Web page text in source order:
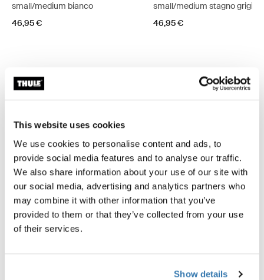
This website uses cookies
We use cookies to personalise content and ads, to
provide social media features and to analyse our traffic.
We also share information about your use of our site with
our social media, advertising and analytics partners who
may combine it with other information that you’ve
provided to them or that they’ve collected from your use
of their services.
Show details
small/medium bianco
46,95 €
small/medium stagno grigio
46,95 €
Toggle features
Tutte le caratteristiche
Toggle techspec
Specifiche tecniche
Toggle guides and instructions
Istruzioni
Toggle overview